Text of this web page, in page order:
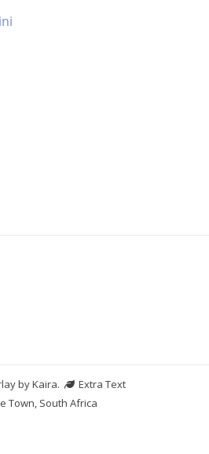
byKaira.
Extra Text
Town, South Africa